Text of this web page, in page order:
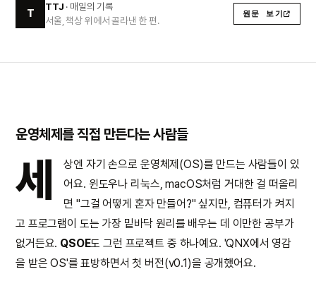
T
TTJ · 매일의 기록
서울, 책상 위에서 골라낸 한 편.
원문 보기
운영체제를 직접 만든다는 사람들
세
상엔 자기 손으로 운영체제(OS)를 만드는 사람들이 있
어요. 윈도우나 리눅스, macOS처럼 거대한 걸 떠올리
면 "그걸 어떻게 혼자 만들어?" 싶지만, 컴퓨터가 켜지
고 프로그램이 도는 가장 밑바닥 원리를 배우는 데 이만한 공부가
없거든요. QSOE도 그런 프로젝트 중 하나예요. 'QNX에서 영감
을 받은 OS'를 표방하면서 첫 버전(v0.1)을 공개했어요.